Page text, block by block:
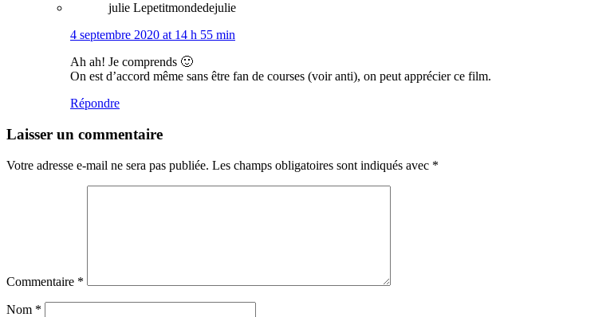
julie Lepetitmondedejulie
4 septembre 2020 at 14 h 55 min
Ah ah! Je comprends 🙂
On est d’accord même sans être fan de courses (voir anti), on peut apprécier ce film.
Répondre
Laisser un commentaire
Votre adresse e-mail ne sera pas publiée. Les champs obligatoires sont indiqués avec *
Commentaire *
Nom *